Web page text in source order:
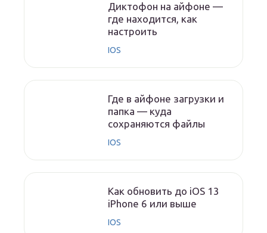
Диктофон на айфоне —
где находится, как
настроить
IOS
Где в айфоне загрузки и
папка — куда
сохраняются файлы
IOS
Как обновить до iOS 13
iPhone 6 или выше
IOS